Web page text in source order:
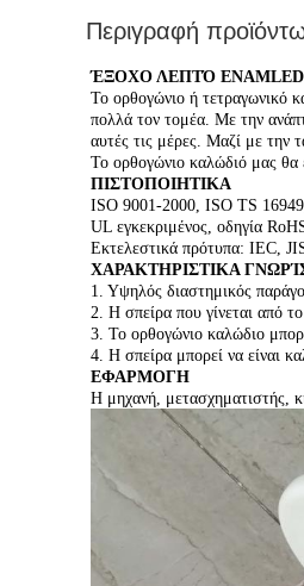
Περιγραφή
ΈΞΟΧΟ ΛΕΠΤΌ
Το ορθογώνιο ή τετραγωνικό
πολλά τον τομέα. Με την
αυτές τις μέρες. Μαζί με την
Το ορθογώνιο καλώδιό μας θα
ΠΙΣΤΟΠΟΙΗΤΙΚΑ
ISO 9001-2000, ISO TS
UL εγκεκριμένος, οδηγία
Εκτελεστικά πρότυπα: IEC,
ΧΑΡΑΚΤΗΡΙΣΤΙΚΑ
1. Υψηλός διαστημικός
2. Η σπείρα που γίνεται από
3. Το ορθογώνιο καλώδιο
4. Η σπείρα μπορεί να είναι
ΕΦΑΡΜΟΓΗ
Η μηχανή, μετασχηματιστής,